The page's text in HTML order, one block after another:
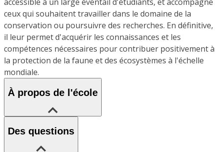
ceux qui souhaitent travailler dans le domaine de la
conservation ou poursuivre des recherches. En définitive,
il leur permet d'acquérir les connaissances et les
compétences nécessaires pour contribuer positivement à
la protection de la faune et des écosystèmes à l'échelle
mondiale.
À propos de l'école
Des questions